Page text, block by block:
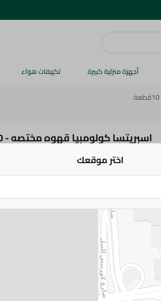
أجهزة منزلية كبيرة تكييفات هواء
اسبريتسا كولومبيا قهوه مختصه - 10قطعة
يرجى الملاحظة:
طفيف. قد يتغير التعبئة بناءً على التوفر.
المواصفات
SKU
اختر موقعك